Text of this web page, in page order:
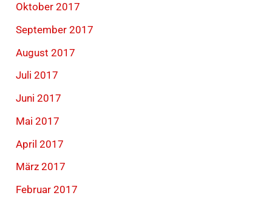
Oktober 2017
September 2017
August 2017
Juli 2017
Juni 2017
Mai 2017
April 2017
März 2017
Februar 2017